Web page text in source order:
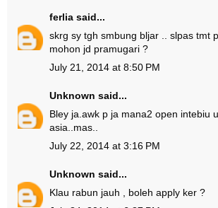
ferlia said...
skrg sy tgh smbung bljar .. slpas tmt
mohon jd pramugari ?
July 21, 2014 at 8:50 PM
Unknown said...
Bley ja.awk p ja mana2 open intebiu
asia..mas..
July 22, 2014 at 3:16 PM
Unknown said...
Klau rabun jauh , boleh apply ker ?